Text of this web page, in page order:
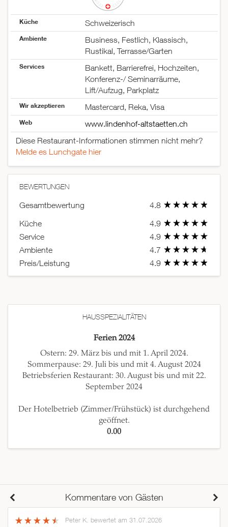
Küche Schweizerisch
Ambiente
Business, Festlich, Klassisch,
Rustikal, Terrasse/Garten
Services
Bankett, Barrierefrei, Hochzeiten,
Konferenz-/ Seminarräume,
Lift/Aufzug, Parkplatz
Wir akzeptieren Mastercard, Reka, Visa
Web
www.lindenhof-altstaetten.ch
Diese Restaurant-Informationen stimmen nicht mehr?
Melde es Lunchgate hier
BEWERTUNGEN
Gesamtbewertung
4.8
Küche
4.9
Service
4.9
Ambiente
4.7
Preis/Leistung
4.9
HAUSSPEZIALITÄTEN
Ferien 2024
Ostern: 29. März bis und mit 1. April 2024.
Sommerpause: 29. Juli bis und mit 4. August 2024
Betriebsferien Restaurant: 30. August bis und mit 22.
September 2024
Der Hotelbetrieb (Zimmer/Frühstück) ist durchgehend
geöffnet.
0.00
Kommentare von Gästen
Peter K. bewertet am 31.07.2026